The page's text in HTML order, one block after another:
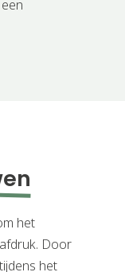
het
Door
het